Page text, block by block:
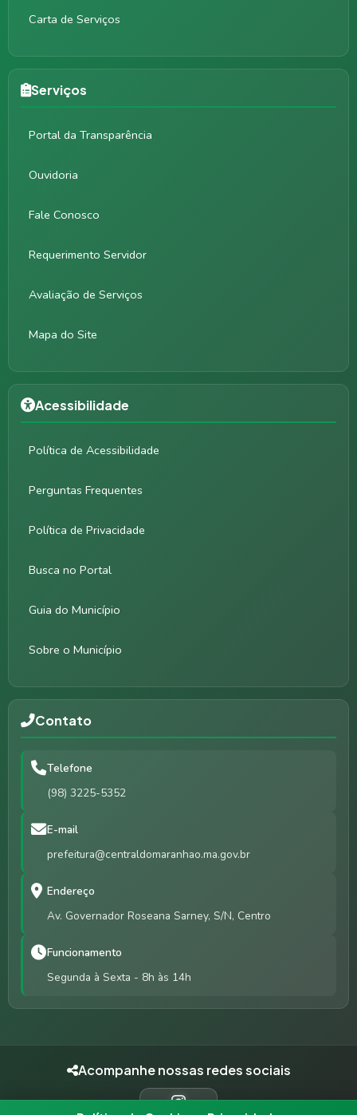
Carta de Serviços
Serviços
Portal da Transparência
Ouvidoria
Fale Conosco
Requerimento Servidor
Avaliação de Serviços
Mapa do Site
Acessibilidade
Política de Acessibilidade
Perguntas Frequentes
Política de Privacidade
Busca no Portal
Guia do Município
Sobre o Município
Contato
Telefone
(98) 3225-5352
E-mail
prefeitura@centraldomaranhao.ma.gov.br
Endereço
Av. Governador Roseana Sarney, S/N, Centro
Funcionamento
Segunda à Sexta - 8h às 14h
Acompanhe nossas redes sociais